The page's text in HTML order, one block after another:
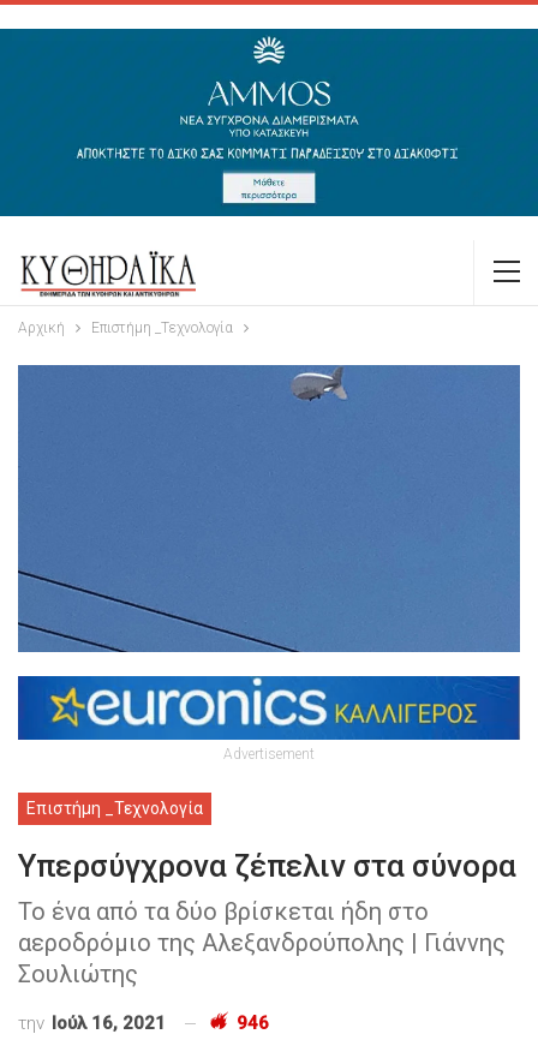
Αρχική Επιστήμη _Τεχνολογία
Advertisement
Επιστήμη _Τεχνολογία
Υπερσύγχρονα ζέπελιν στα σύνορα
Το ένα από τα δύο βρίσκεται ήδη στο
αεροδρόμιο της Αλεξανδρούπολης | Γιάννης
Σουλιώτης
την Ιούλ 16, 2021 946